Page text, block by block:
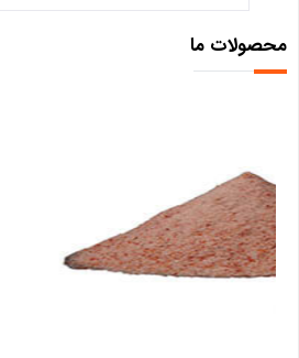
محصولات ما